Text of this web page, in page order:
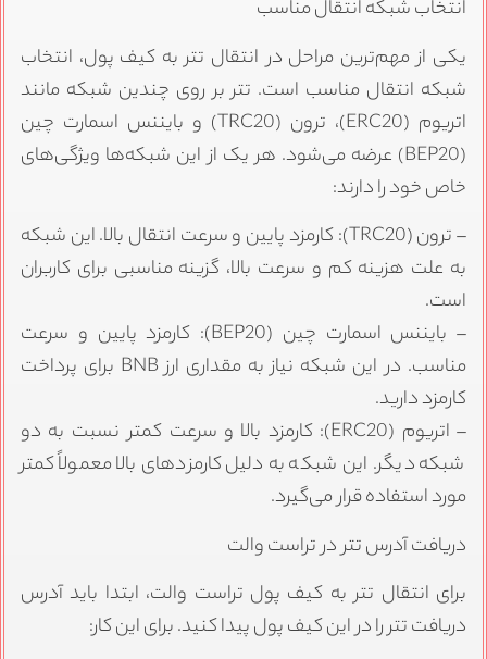
انتخاب شبکه انتقال مناسب
یکی از مهم‌ترین مراحل در انتقال تتر به کیف پول، انتخاب
شبکه انتقال مناسب است. تتر بر روی چندین شبکه مانند
اتریوم (ERC20)، ترون (TRC20) و بایننس اسمارت چین
(BEP20) عرضه می‌شود. هر یک از این شبکه‌ها ویژگی‌های
خاص خود را دارند:
– ترون (TRC20): کارمزد پایین و سرعت انتقال بالا. این شبکه
به علت هزینه کم و سرعت بالا، گزینه مناسبی برای کاربران
است.
– بایننس اسمارت چین (BEP20): کارمزد پایین و سرعت
مناسب. در این شبکه نیاز به مقداری ارز BNB برای پرداخت
کارمزد دارید.
– اتریوم (ERC20): کارمزد بالا و سرعت کمتر نسبت به دو
شبکه دیگر. این شبکه به دلیل کارمزدهای بالا معمولاً کمتر
مورد استفاده قرار می‌گیرد.
دریافت آدرس تتر در تراست والت
برای انتقال تتر به کیف پول تراست والت، ابتدا باید آدرس
دریافت تتر را در این کیف پول پیدا کنید. برای این کار: